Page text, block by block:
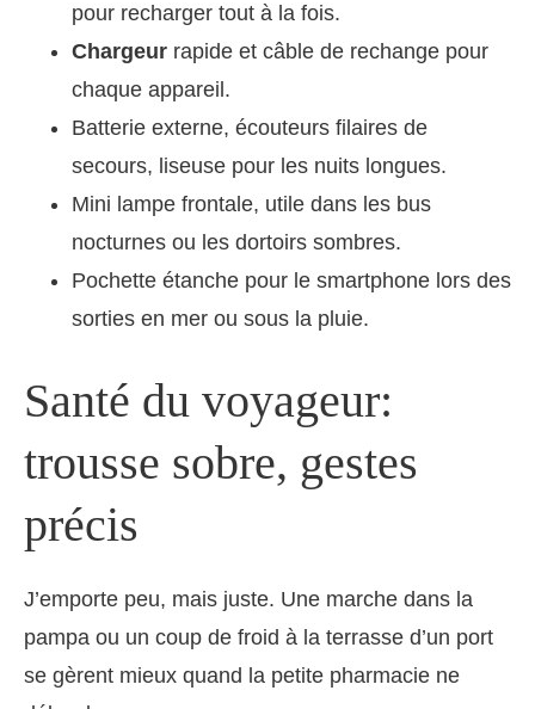
pour recharger tout à la fois.
Chargeur rapide et câble de rechange pour
chaque appareil.
Batterie externe, écouteurs filaires de
secours, liseuse pour les nuits longues.
Mini lampe frontale, utile dans les bus
nocturnes ou les dortoirs sombres.
Pochette étanche pour le smartphone lors des
sorties en mer ou sous la pluie.
Santé du voyageur:
trousse sobre, gestes
précis
J’emporte peu, mais juste. Une marche dans la
pampa ou un coup de froid à la terrasse d’un port
se gèrent mieux quand la petite pharmacie ne